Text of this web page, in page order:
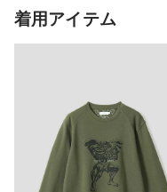
着用アイテム